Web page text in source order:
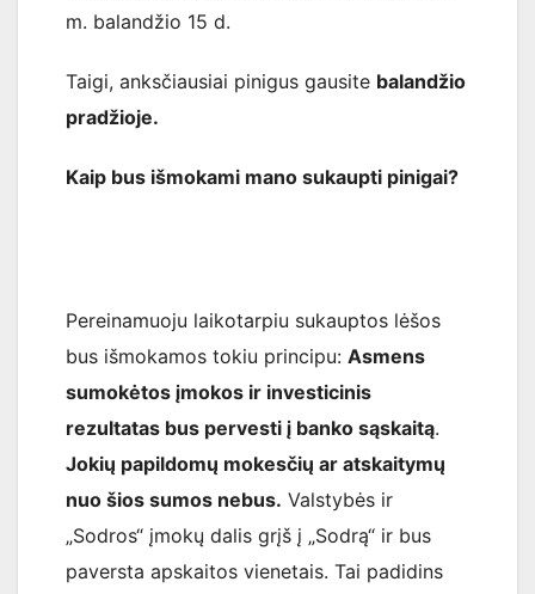
m. balandžio 15 d.
Taigi, anksčiausiai pinigus gausite balandžio
pradžioje.
Kaip bus išmokami mano sukaupti pinigai?
Pereinamuoju laikotarpiu sukauptos lėšos
bus išmokamos tokiu principu: Asmens
sumokėtos įmokos ir investicinis
rezultatas bus pervesti į banko sąskaitą.
Jokių papildomų mokesčių ar atskaitymų
nuo šios sumos nebus. Valstybės ir
„Sodros“ įmokų dalis grįš į „Sodrą“ ir bus
paversta apskaitos vienetais. Tai padidins